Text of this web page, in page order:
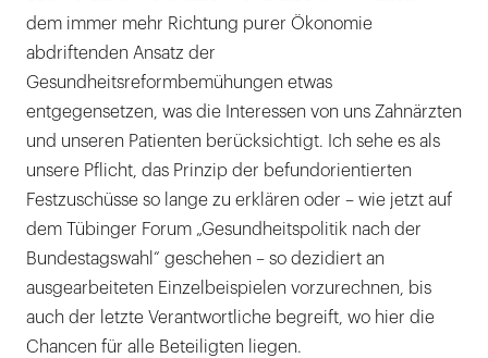
dem immer mehr Richtung purer Ökonomie
abdriftenden Ansatz der
Gesundheitsreformbemühungen etwas
entgegensetzen, was die Interessen von uns Zahnärzten
und unseren Patienten berücksichtigt. Ich sehe es als
unsere Pflicht, das Prinzip der befundorientierten
Festzuschüsse so lange zu erklären oder – wie jetzt auf
dem Tübinger Forum „Gesundheitspolitik nach der
Bundestagswahl“ geschehen – so dezidiert an
ausgearbeiteten Einzelbeispielen vorzurechnen, bis
auch der letzte Verantwortliche begreift, wo hier die
Chancen für alle Beteiligten liegen.